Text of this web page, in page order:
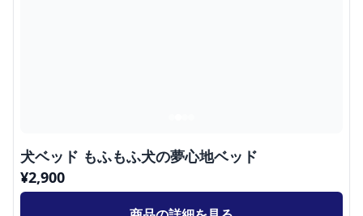
犬ベッド もふもふ犬の夢心地ベッド
¥2,900